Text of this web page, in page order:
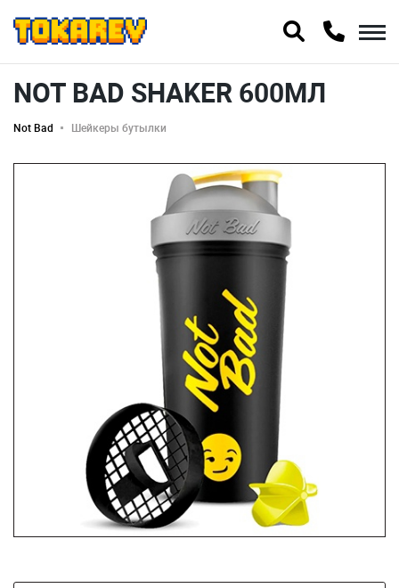
NOT BAD SHAKER 600МЛ
Not Bad Шейкеры бутылки